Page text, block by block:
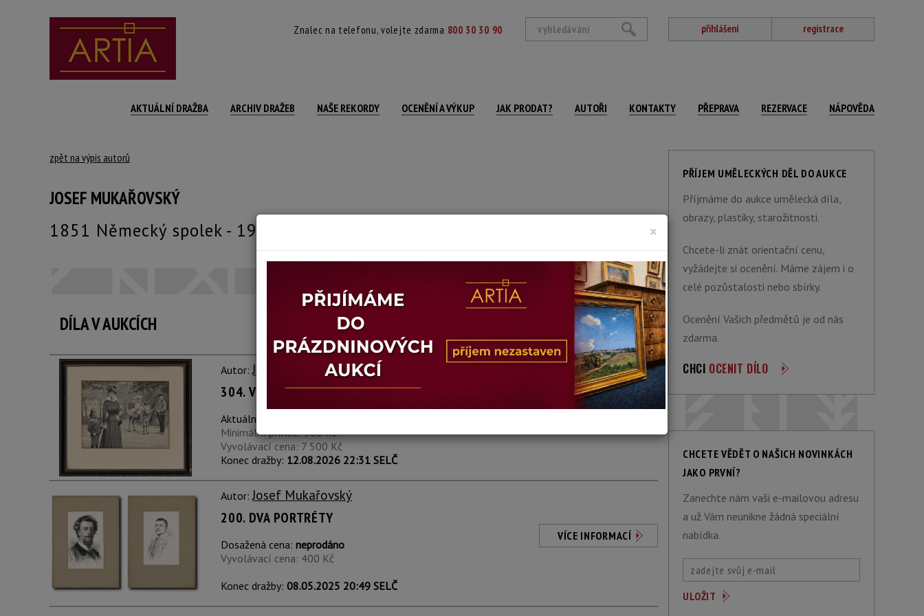
Znalec na telefonu, volejte zdarma 800 30 30 90 přihlášení registrace
AKTUÁLNÍ DRAŽBA ARCHIV DRAŽEB NAŠE REKORDY OCENĚNÍ A VÝKUP JAK PRODAT? AUTOŘI KONTAKTY PŘEPRAVA REZERVACE NÁPOVĚDA
zpět na výpis autorů
JOSEF MUKAŘOVSKÝ
1851 Německý spolek - 1921
DÍLA V AUKCÍCH
Autor:Josef Mukařovský
304. V ZOOLOGICKÉ ZAHRADĚ
Aktuální cena:
Minimální příhoz: 500 Kč
Vyvolávací cena: 7 500 Kč
Konec dražby: 12.08.2026 22:31 SELČ
VÍCE INFORMACÍ
Autor:Josef Mukařovský
200. DVA PORTRÉTY
Dosažená cena:neprodáno
Vyvolávací cena: 400 Kč
Konec dražby:08.05.2025 20:49 SELČ
VÍCE INFORMACÍ
PŘÍJEM UMĚLECKÝCH DĚL DO AUKCE
Příjmáme do aukce umělecká díla,
obrazy, plastiky, starožitnosti.
Chcete-li znát orientační cenu,
vyžádejte si ocenění. Máme zájem i o
celé pozůstalosti nebo sbírky.
Ocenění Vašich předmětů je od nás
zdarma.
CHCI OCENIT DÍLO
CHCETE VĚDĚT O NAŠICH NOVINKÁCH
JAKO PRVNÍ?
Zanechte nám vaši e-mailovou adresu
a už Vám neunikne žádná speciální
nabídka.
×